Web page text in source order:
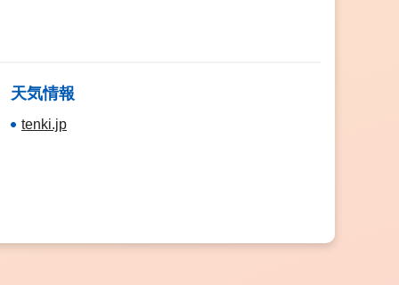
天気情報
tenki.jp